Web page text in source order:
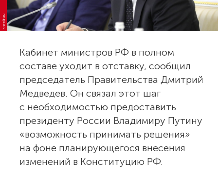
kremlin.ru
Кабинет министров РФ в полном
составе уходит в отставку, сообщил
председатель Правительства Дмитрий
Медведев. Он связал этот шаг
с необходимостью предоставить
президенту России Владимиру Путину
«возможность принимать решения»
на фоне планирующегося внесения
изменений в Конституцию РФ.